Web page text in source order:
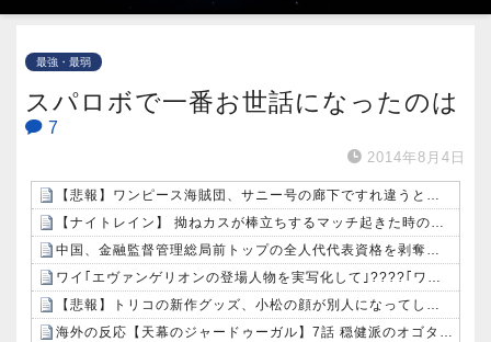
最強・最弱
スパロボで一番お世話になったのは
7
2014年8月4日
【悲報】ワンピース海賊団、サニー号の廊下ですれ違うときにガチで気まずそうｗｗｗｗ
【ナイトレイン】 拗ねカスが棒立ちするマッチ起きた時の対処法
中国、金融監督管理総局前トップの全人代代表資格を剥奪…重大な規律違反で！
ワイ｢エヴァンゲリオンの登場人物を実写化して｣????｢ワカリマシタ｣
【悲報】トリコの新作グッズ、小松の顔が別人になってしまうｗｗｗｗ
海外の反応【天幕のジャードゥーガル】7話 穏健派のオゴタイと武闘派のトルイ…面白い対比だ